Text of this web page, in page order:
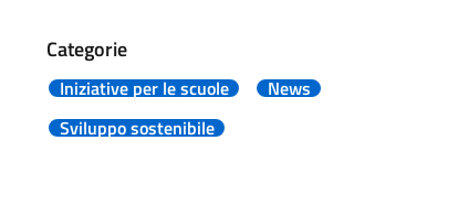
Categorie
Iniziative per le scuole
News
Sviluppo sostenibile